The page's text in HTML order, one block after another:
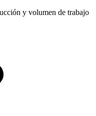
y volumen de trabajo